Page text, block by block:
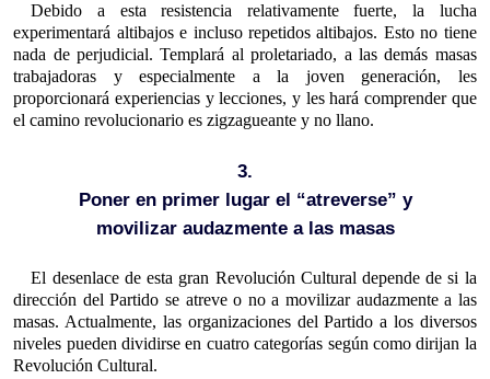
Debido a esta resistencia relativamente fuerte, la lucha
experimentará altibajos e incluso repetidos altibajos. Esto no tiene
nada de perjudicial. Templará al proletariado, a las demás masas
trabajadoras y especialmente a la joven generación, les
proporcionará experiencias y lecciones, y les hará comprender que
el camino revolucionario es zigzagueante y no llano.
3.
Poner en primer lugar el “atreverse” y
movilizar audazmente a las masas
El desenlace de esta gran Revolución Cultural depende de si la
dirección del Partido se atreve o no a movilizar audazmente a las
masas. Actualmente, las organizaciones del Partido a los diversos
niveles pueden dividirse en cuatro categorías según como dirijan la
Revolución Cultural.